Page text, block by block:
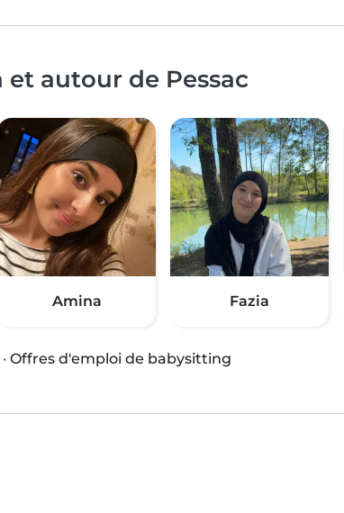
autour de Pessac
Amina Fazia
· Offres d'emploi de babysitting